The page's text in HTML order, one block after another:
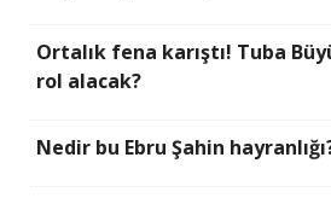
Ortalık fena karıştı! Tuba
rol alacak?
Nedir bu Ebru Şahin